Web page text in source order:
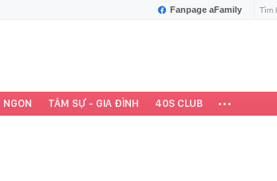
Fanpage aFamily
NGON TÂM SỰ - GIA ĐÌNH 40S CLUB